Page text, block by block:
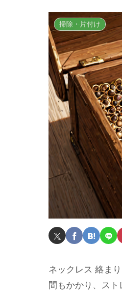
掃除・片付け
ネックレス 絡ま
間もかかり、ス